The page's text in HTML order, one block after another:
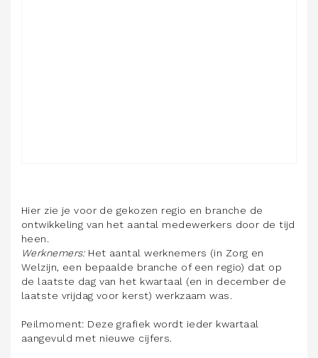
Hier zie je voor de gekozen regio en branche de
ontwikkeling van het aantal medewerkers door de tijd
heen.
Werknemers:Het aantal werknemers (in Zorg en
Welzijn, een bepaalde branche of een regio) dat op
de laatste dag van het kwartaal (en in december de
laatste vrijdag voor kerst) werkzaam was.
Peilmoment: Deze grafiek wordt ieder kwartaal
aangevuld met nieuwe cijfers.